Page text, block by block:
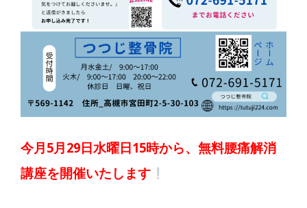
今月5月29日水曜日15時から、無料腰痛解消
講座を開催いたします